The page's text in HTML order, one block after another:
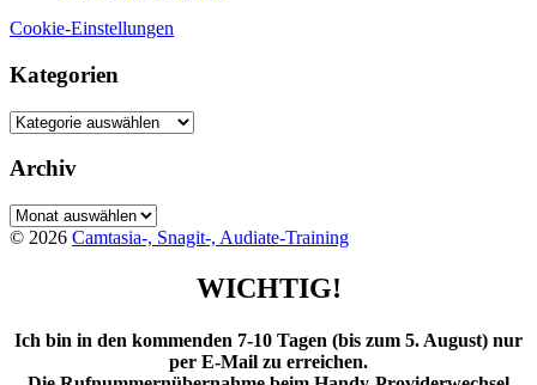
Cookie-Einstellungen
Kategorien
Kategorien
Archiv
Archiv
© 2026 Camtasia-, Snagit-, Audiate-Training
WICHTIG!
Ich bin in den kommenden 7-10 Tagen (bis zum 5. August) nur
per E-Mail zu erreichen.